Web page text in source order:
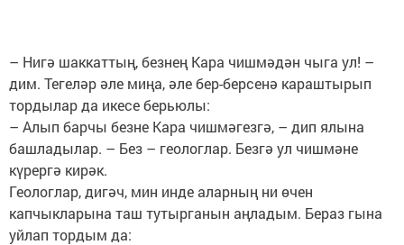
– Нигә шаккаттың, безнең Кара чишмәдән чыга ул! –
дим. Тегеләр әле миңа, әле бер-берсенә караштырып
тордылар да икесе берьюлы:
– Алып барчы безне Кара чишмәгезгә, – дип ялына
башладылар. – Без – геологлар. Безгә ул чишмәне
күрергә кирәк.
Геологлар, дигәч, мин инде аларның ни өчен
капчыкларына таш тутырганын аңладым. Бераз гына
уйлап тордым да: